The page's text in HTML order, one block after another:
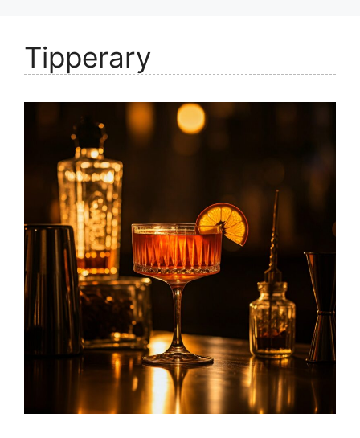
Tipperary